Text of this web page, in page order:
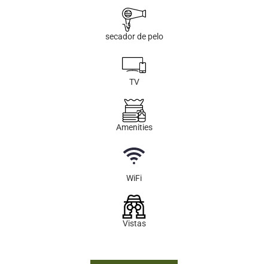
secador de pelo
TV
Amenities
WiFi
Vistas